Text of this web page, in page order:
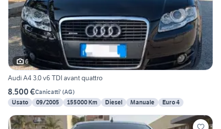
6
Audi A4 3.0 v6 TDI avant quattro
8.500 €Canicatti' (AG)
Usato
09/2005 155000 Km Diesel Manuale Euro 4